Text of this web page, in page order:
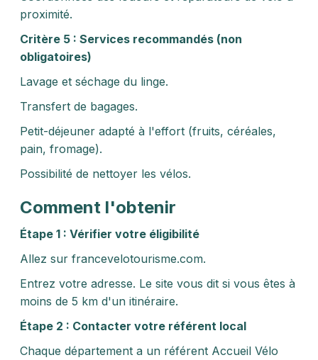
proximité.
Critère 5 : Services recommandés (non
obligatoires)
Lavage et séchage du linge.
Transfert de bagages.
Petit-déjeuner adapté à l'effort (fruits, céréales,
pain, fromage).
Possibilité de nettoyer les vélos.
Comment l'obtenir
Étape 1 : Vérifier votre éligibilité
Allez sur francevelotourisme.com.
Entrez votre adresse. Le site vous dit si vous êtes à
moins de 5 km d'un itinéraire.
Étape 2 : Contacter votre référent local
Chaque département a un référent Accueil Vélo